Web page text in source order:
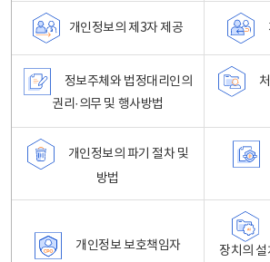
개인정보의 제3자 제공
정보주체와 법정대리인의
권리·의무 및 행사방법
개인정보의 파기 절차 및
방법
개인정보 보호책임자
장치의 설